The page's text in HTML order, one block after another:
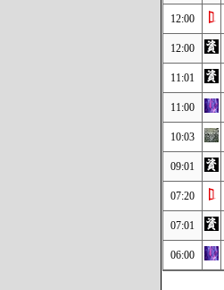
12:00
12:00
11:01
11:00
10:03
09:01
07:20
07:01
06:00